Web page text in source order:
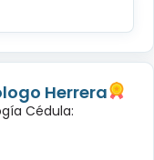
Herrera
Cédula: